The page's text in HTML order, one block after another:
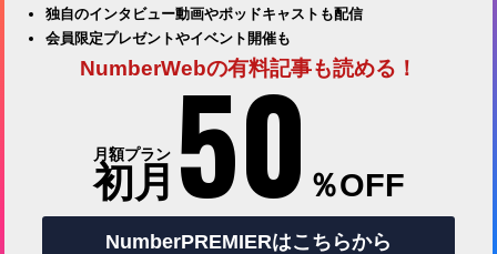
独自のインタビュー動画やポッドキャストも配信
会員限定プレゼントやイベント開催も
NumberWebの有料記事も読める！
月額プラン
初月 50 ％OFF
NumberPREMIERはこちらから